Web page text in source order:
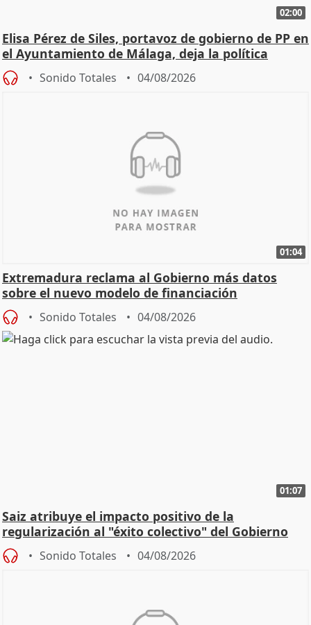
02:00
Elisa Pérez de Siles, portavoz de gobierno de PP en
el Ayuntamiento de Málaga, deja la política
Sonido Totales 04/08/2026
01:04
Extremadura reclama al Gobierno más datos
sobre el nuevo modelo de financiación
Sonido Totales 04/08/2026
01:07
Saiz atribuye el impacto positivo de la
regularización al "éxito colectivo" del Gobierno
Sonido Totales 04/08/2026